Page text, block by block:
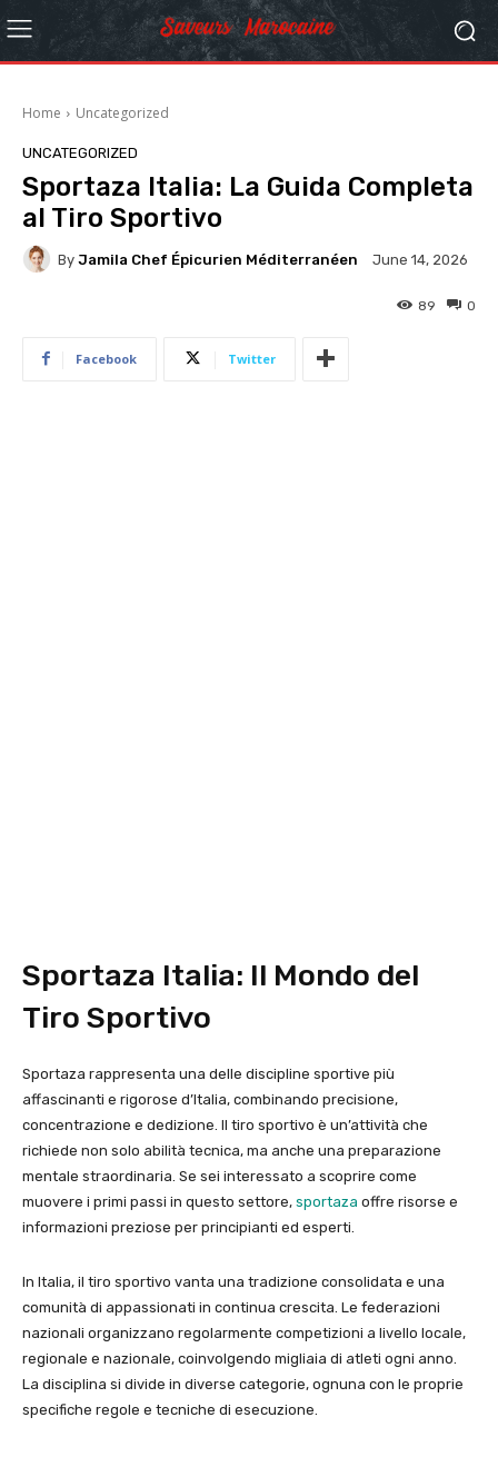
Home Uncategorized
UNCATEGORIZED
Sportaza Italia: La Guida Completa
al Tiro Sportivo
By Jamila Chef Épicurien Méditerranéen June 14, 2026
0
89
Facebook Twitter
Sportaza Italia: Il Mondo del
Tiro Sportivo
Sportaza rappresenta una delle discipline sportive più
affascinanti e rigorose d’Italia, combinando precisione,
concentrazione e dedizione. Il tiro sportivo è un’attività che
richiede non solo abilità tecnica, ma anche una preparazione
mentale straordinaria. Se sei interessato a scoprire come
muovere i primi passi in questo settore, sportaza offre risorse e
informazioni preziose per principianti ed esperti.
In Italia, il tiro sportivo vanta una tradizione consolidata e una
comunità di appassionati in continua crescita. Le federazioni
nazionali organizzano regolarmente competizioni a livello locale,
regionale e nazionale, coinvolgendo migliaia di atleti ogni anno.
La disciplina si divide in diverse categorie, ognuna con le proprie
specifiche regole e tecniche di esecuzione.